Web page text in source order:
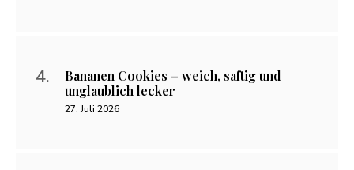
Bananen Cookies – weich, saftig und
unglaublich lecker
27. Juli 2026